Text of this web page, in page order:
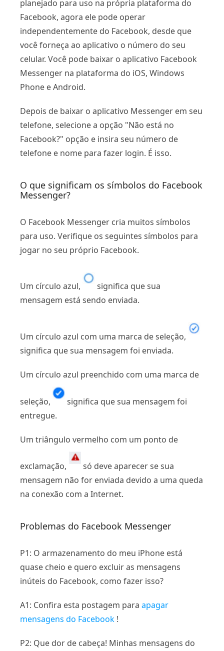
planejado para uso na própria plataforma do
Facebook, agora ele pode operar
independentemente do Facebook, desde que
você forneça ao aplicativo o número do seu
celular. Você pode baixar o aplicativo Facebook
Messenger na plataforma do iOS, Windows
Phone e Android.
Depois de baixar o aplicativo Messenger em seu
telefone, selecione a opção "Não está no
Facebook?" opção e insira seu número de
telefone e nome para fazer login. É isso.
O que significam os símbolos do Facebook
Messenger?
O Facebook Messenger cria muitos símbolos
para uso. Verifique os seguintes símbolos para
jogar no seu próprio Facebook.
Um círculo azul,
significa que sua
mensagem está sendo enviada.
Um círculo azul com uma marca de seleção,
significa que sua mensagem foi enviada.
Um círculo azul preenchido com uma marca de
seleção,
significa que sua mensagem foi
entregue.
Um triângulo vermelho com um ponto de
exclamação,
só deve aparecer se sua
mensagem não for enviada devido a uma queda
na conexão com a Internet.
Problemas do Facebook Messenger
P1: O armazenamento do meu iPhone está
quase cheio e quero excluir as mensagens
inúteis do Facebook, como fazer isso?
A1: Confira esta postagem para apagar
mensagens do Facebook !
P2: Que dor de cabeça! Minhas mensagens do